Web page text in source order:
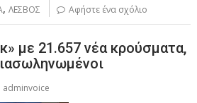
,ΛΕΣΒΟΣ Αφήστε ένα σχόλιο
με 21.657 νέα κρούσματα,
adminvoice